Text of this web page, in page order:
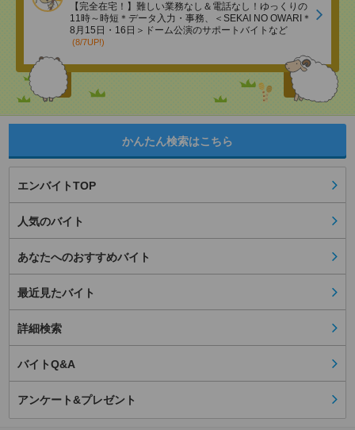
【完全在宅！】難しい業務なし＆電話なし！ゆっくりの
11時～時短＊データ入力・事務、＜SEKAI NO OWARI＊
8月15日・16日＞ドーム公演のサポートバイトなど
(8/7UP!)
かんたん検索はこちら
エンバイトTOP
人気のバイト
あなたへのおすすめバイト
最近見たバイト
詳細検索
バイトQ&A
アンケート&プレゼント